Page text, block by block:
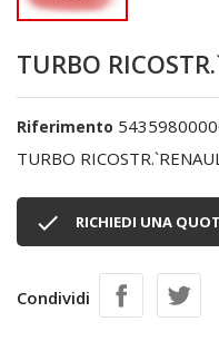
TURBO
Riferimento
TURBO
 RICHIEDI UNA
Condividi